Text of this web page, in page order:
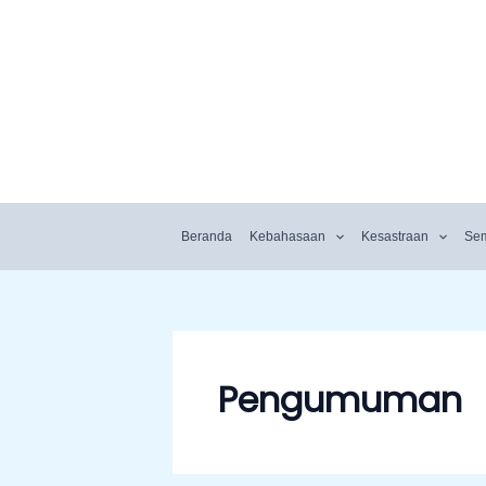
Beranda Kebahasaan Kesastraan
Pengumuman